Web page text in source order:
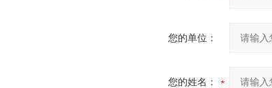
您的单位：
您的姓名：